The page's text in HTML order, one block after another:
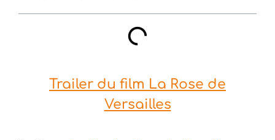
Trailer du film La Rose de
Versailles